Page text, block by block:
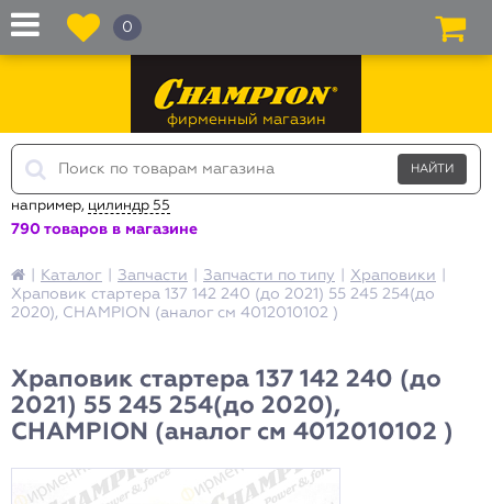
Каталог Запчасти Запчасти по типу Храповики
Храповик стартера 137 142 240 (до 2021) 55 245 254(до
2020), CHAMPION (аналог см 4012010102 )
Храповик стартера 137 142 240 (до
2021) 55 245 254(до 2020),
CHAMPION (аналог см 4012010102 )
фирменный магазин
например, цилиндр 55
790 товаров в магазине
0